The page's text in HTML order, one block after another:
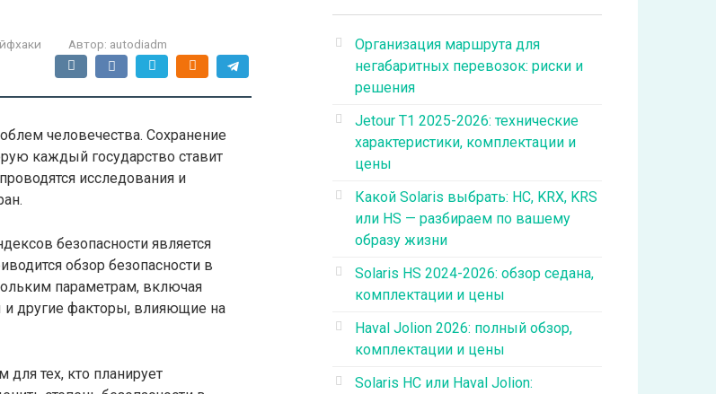
Автор: autodiadm
человечества. Сохранение
каждый государство ставит
исследования и
безопасности является
обзор безопасности в
параметрам, включая
и другие факторы, влияющие на
тех, кто планирует
Организация маршрута для
негабаритных перевозок: риски и
решения
Jetour T1 2025-2026: технические
характеристики, комплектации и
цены
Какой Solaris выбрать: HC, KRX, KRS
или HS — разбираем по вашему
образу жизни
Solaris HS 2024-2026: обзор седана,
комплектации и цены
Haval Jolion 2026: полный обзор,
комплектации и цены
Solaris HC или Haval Jolion: